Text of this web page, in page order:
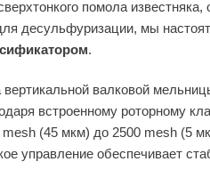
помола
десульфуризации, мы
.
валковой
встроенному роторному
mesh (45 мкм) до 2500 mesh
управление обеспечивает